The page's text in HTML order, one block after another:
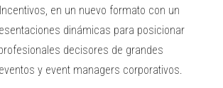
en un nuevo formato con un
dinámicas para posicionar
decisores de grandes
y event managers corporativos.